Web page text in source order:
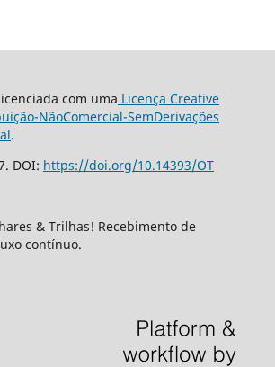
com uma Licença Creative
NãoComercial-SemDerivações
.
DOI: https://doi.org/10.14393/OT
& Trilhas! Recebimento de
contínuo.